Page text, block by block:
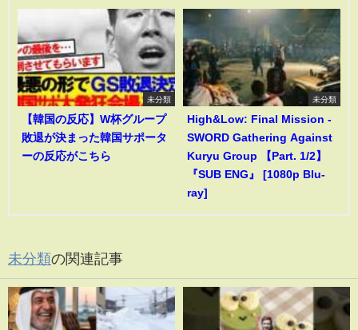
未分類
【韓国の反応】W杯グループ
敗退が決まった韓国サポータ
ーの反応がこちら
未分類
High&Low: Final Mission -
SWORD Gathering Against
Kuryu Group 【Part. 1/2】
『SUB ENG』 [1080p Blu-
ray]
未分類の関連記事